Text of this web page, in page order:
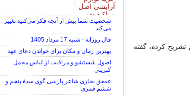
کرده، گفته
شخصیت شما بیش از آنچه فکر می‌کنید تغییر
می‌کند
فال روزانه - شنبه 17 مرداد 1405
بهترین زمان و مکان برای خواندن دعای عهد
اصول شستشو و مراقبت از لباس مخمل
کبریتی
عمعق بخاری شاعر پارسی گوی سدهٔ پنجم و
ششم قمری